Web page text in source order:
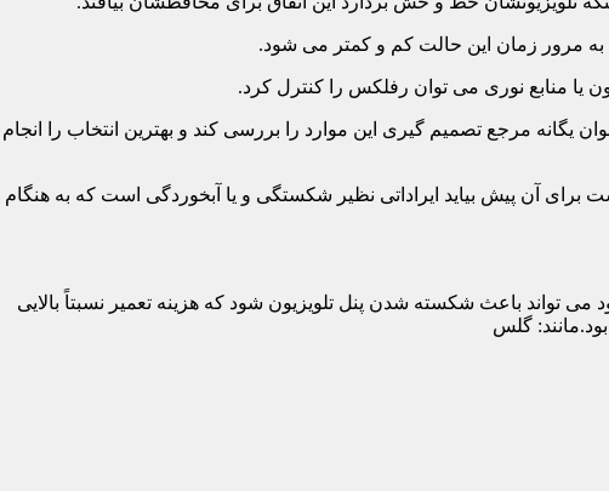
مرجع تصمیم گیری این موارد را بررسی کند و بهترین انتخاب را انجام
آن پیش بیاید ایراداتی نظیر شکستگی و یا آبخوردگی است که به هنگام
تواند باعث شکسته شدن پنل تلویزیون شود که هزینه تعمیر نسبتاً بالایی
گلس